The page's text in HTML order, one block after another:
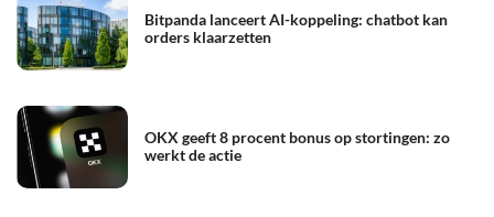
Bitpanda lanceert AI-koppeling: chatbot kan
orders klaarzetten
OKX geeft 8 procent bonus op stortingen: zo
werkt de actie